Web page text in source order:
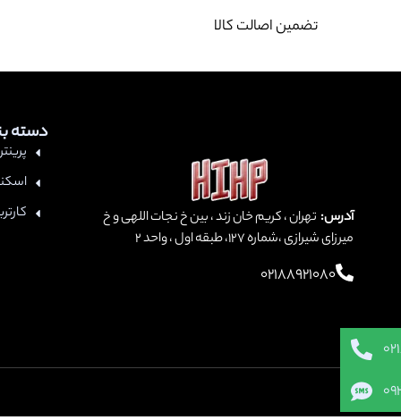
تضمین اصالت کالا
آدرس: تهران ، کریم خان زند ، بین خ نجات اللهی و خ
میرزای شیرازی ،شماره 127، طبقه اول ، واحد ۲
02188921080
دسته
پرینتر